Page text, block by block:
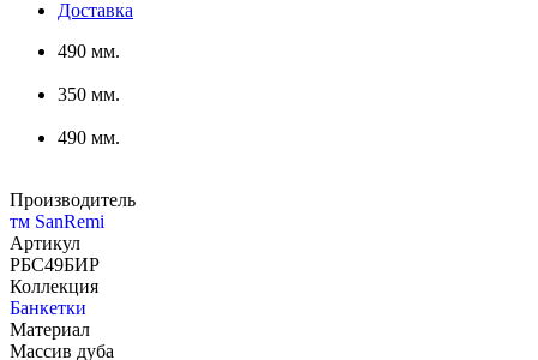
Доставка
490 мм.
350 мм.
490 мм.
Производитель
тм SanRemi
Артикул
РБС49БИР
Коллекция
Банкетки
Материал
Массив дуба